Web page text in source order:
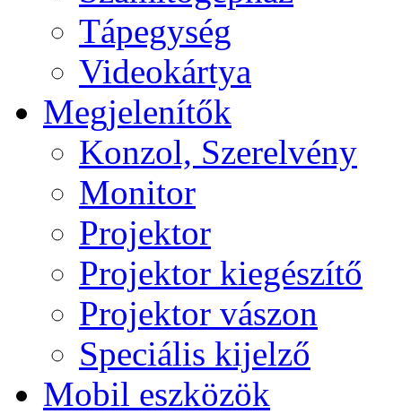
Tápegység
Videokártya
Megjelenítők
Konzol, Szerelvény
Monitor
Projektor
Projektor kiegészítő
Projektor vászon
Speciális kijelző
Mobil eszközök